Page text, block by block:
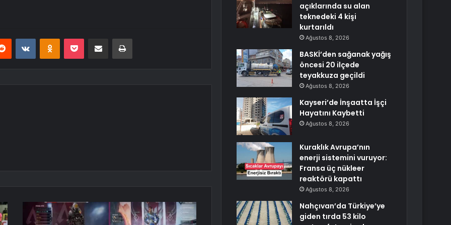
Reddit VKontakteOdnoklassniki
Pocket E-Posta ile paylaş Yazdır
açıklarında su alan
teknedeki 4 kişi
kurtarıldı
Ağustos 8, 2026
BASKİ’den sağanak yağış
öncesi 20 ilçede
teyakkuza geçildi
Ağustos 8, 2026
Kayseri’de İnşaatta İşçi
Hayatını Kaybetti
Ağustos 8, 2026
Kuraklık Avrupa’nın
enerji sistemini vuruyor:
Fransa üç nükleer
reaktörü kapattı
Ağustos 8, 2026
Nahçıvan’da Türkiye’ye
giden tırda 53 kilo